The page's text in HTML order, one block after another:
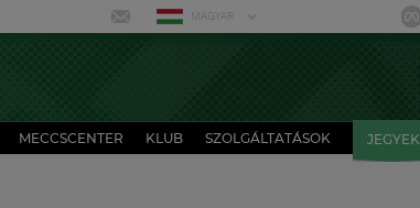
MAGYAR
MECCSCENTER KLUB SZOLGÁLTATÁSOK JEGYEK